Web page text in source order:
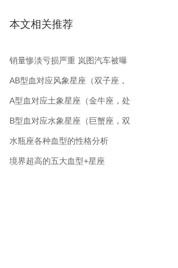
本文相关推荐
销量惨淡亏损严重 岚图汽车被曝
裁员 从公司起名角度分析
AB型血对应风象星座（双子座，
水瓶座，天秤座）
A型血对应土象星座（金牛座，处
女座，摩羯座）
B型血对应水象星座（巨蟹座，双
鱼座，天蝎座）
水瓶座各种血型的性格分析
境界超高的五大血型+星座